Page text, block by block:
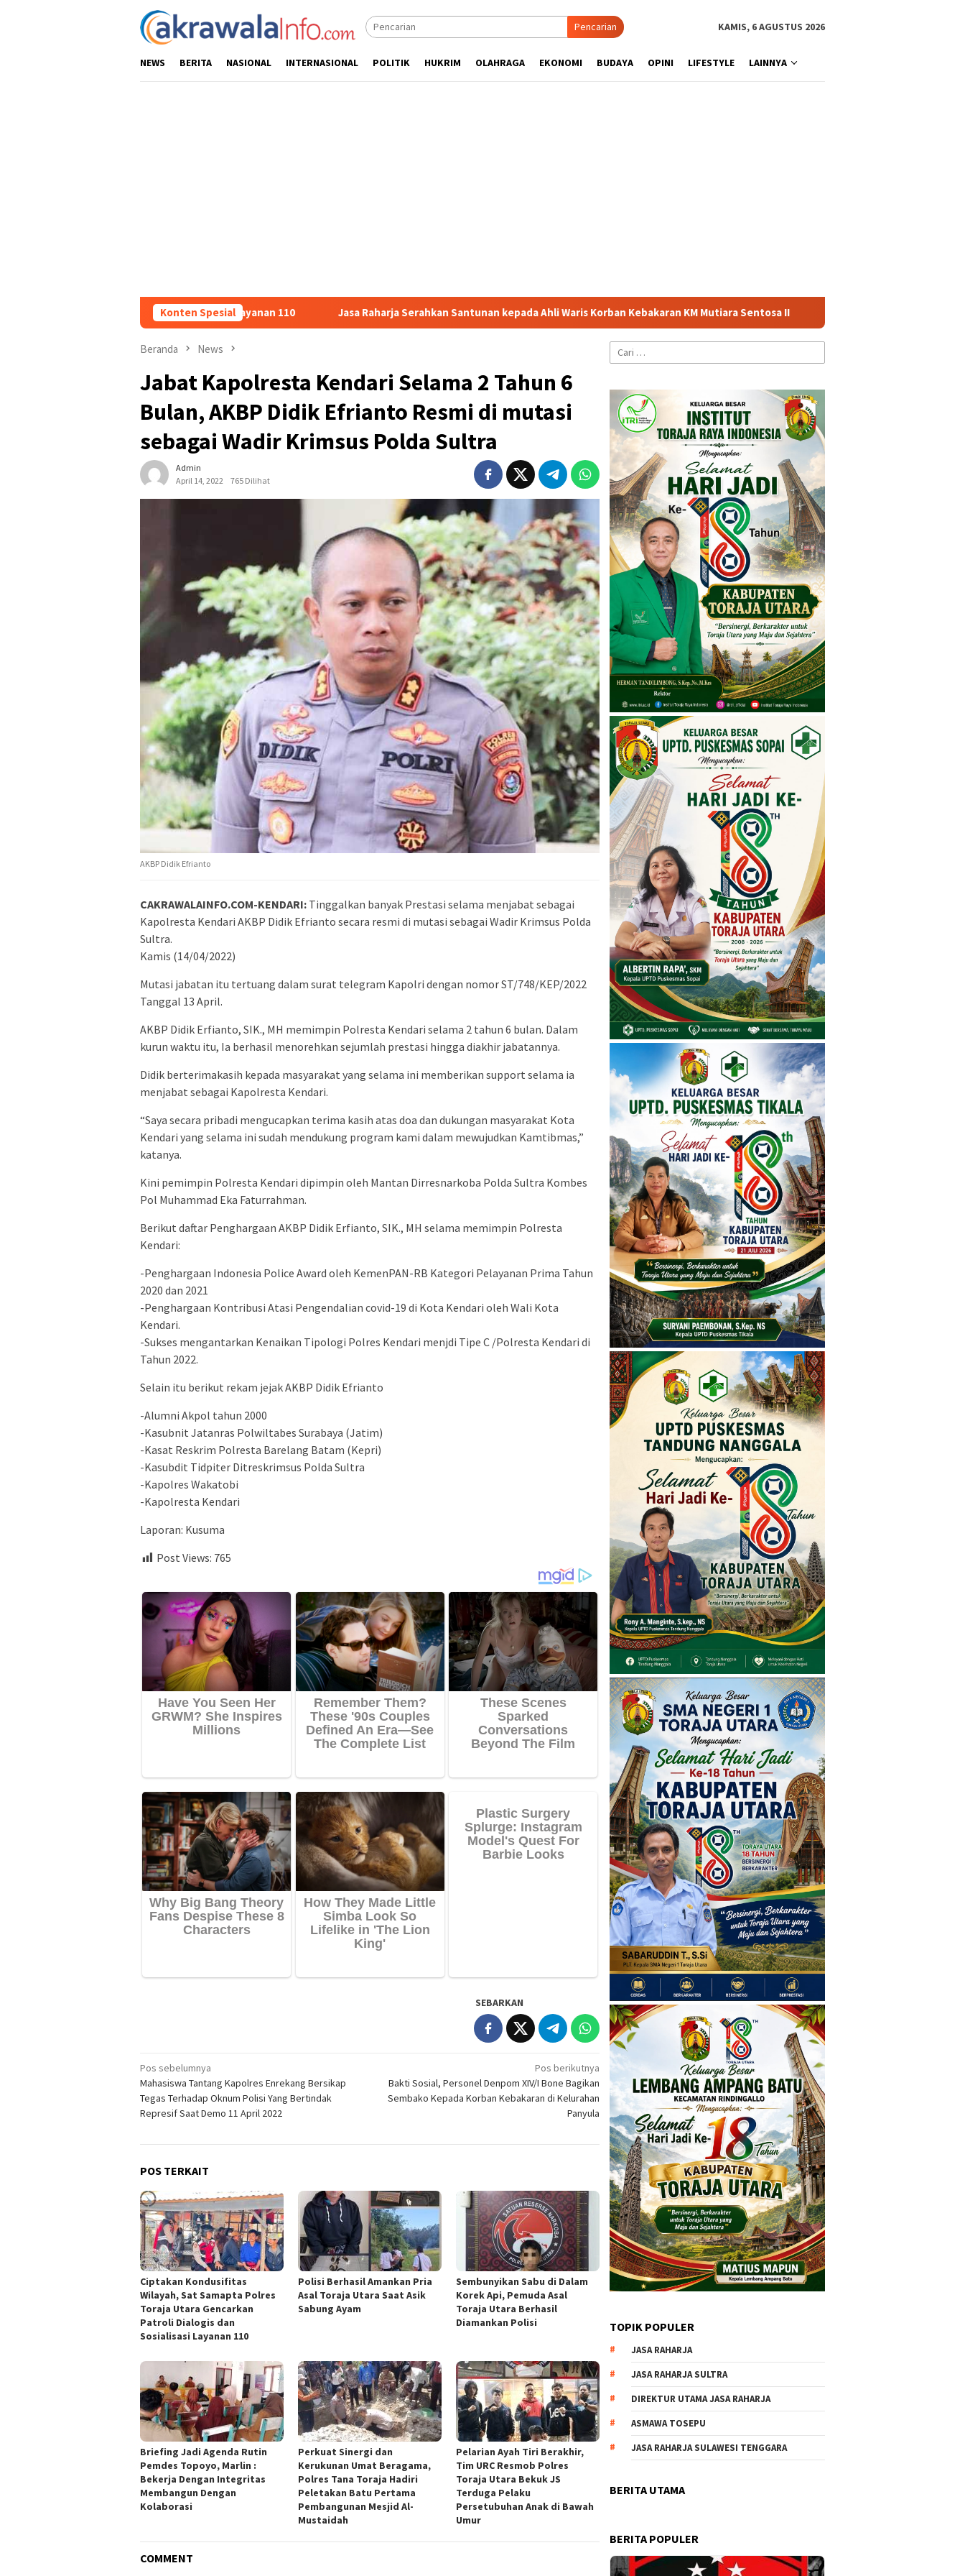
Pencarian KAMIS, 6 AGUSTUS 2026
NEWS BERITA NASIONAL INTERNASIONAL POLITIK HUKRIM OLAHRAGA EKONOMI BUDAYA OPINI LIFESTYLE LAINNYA
Konten Spesial
dan Sosialisasi Layanan 110 Jasa Raharja Serahkan Santunan kepada Ahli Waris Korban Kebakaran KM Mutiara Sentosa II Dirut Jasa Raharja Dampingi Wamenhub Tinjau
Beranda News
Jabat Kapolresta Kendari Selama 2 Tahun 6
Bulan, AKBP Didik Efrianto Resmi di mutasi
sebagai Wadir Krimsus Polda Sultra
Admin
April 14, 2022
765 Dilihat
AKBP Didik Efrianto
CAKRAWALAINFO.COM-KENDARI: Tinggalkan banyak Prestasi selama menjabat sebagai
Kapolresta Kendari AKBP Didik Efrianto secara resmi di mutasi sebagai Wadir Krimsus Polda
Sultra.
Kamis (14/04/2022)
Mutasi jabatan itu tertuang dalam surat telegram Kapolri dengan nomor ST/748/KEP/2022
Tanggal 13 April.
AKBP Didik Erfianto, SIK., MH memimpin Polresta Kendari selama 2 tahun 6 bulan. Dalam
kurun waktu itu, Ia berhasil menorehkan sejumlah prestasi hingga diakhir jabatannya.
Didik berterimakasih kepada masyarakat yang selama ini memberikan support selama ia
menjabat sebagai Kapolresta Kendari.
“Saya secara pribadi mengucapkan terima kasih atas doa dan dukungan masyarakat Kota
Kendari yang selama ini sudah mendukung program kami dalam mewujudkan Kamtibmas,”
katanya.
Kini pemimpin Polresta Kendari dipimpin oleh Mantan Dirresnarkoba Polda Sultra Kombes
Pol Muhammad Eka Faturrahman.
Berikut daftar Penghargaan AKBP Didik Erfianto, SIK., MH selama memimpin Polresta
Kendari:
-Penghargaan Indonesia Police Award oleh KemenPAN-RB Kategori Pelayanan Prima Tahun
2020 dan 2021
-Penghargaan Kontribusi Atasi Pengendalian covid-19 di Kota Kendari oleh Wali Kota
Kendari.
-Sukses mengantarkan Kenaikan Tipologi Polres Kendari menjdi Tipe C /Polresta Kendari di
Tahun 2022.
Selain itu berikut rekam jejak AKBP Didik Efrianto
-Alumni Akpol tahun 2000
-Kasubnit Jatanras Polwiltabes Surabaya (Jatim)
-Kasat Reskrim Polresta Barelang Batam (Kepri)
-Kasubdit Tidpiter Ditreskrimsus Polda Sultra
-Kapolres Wakatobi
-Kapolresta Kendari
Laporan: Kusuma
Post Views: 765
SEBARKAN
Navigasi
pos
Pos sebelumnya
Mahasiswa Tantang Kapolres Enrekang Bersikap
Tegas Terhadap Oknum Polisi Yang Bertindak
Represif Saat Demo 11 April 2022
Pos berikutnya
Bakti Sosial, Personel Denpom XIV/I Bone Bagikan
Sembako Kepada Korban Kebakaran di Kelurahan
Panyula
POS TERKAIT
Ciptakan Kondusifitas
Wilayah, Sat Samapta Polres
Toraja Utara Gencarkan
Patroli Dialogis dan
Sosialisasi Layanan 110
Polisi Berhasil Amankan Pria
Asal Toraja Utara Saat Asik
Sabung Ayam
Sembunyikan Sabu di Dalam
Korek Api, Pemuda Asal
Toraja Utara Berhasil
Diamankan Polisi
Briefing Jadi Agenda Rutin
Pemdes Topoyo, Marlin :
Bekerja Dengan Integritas
Membangun Dengan
Kolaborasi
Perkuat Sinergi dan
Kerukunan Umat Beragama,
Polres Tana Toraja Hadiri
Peletakan Batu Pertama
Pembangunan Mesjid Al-
Mustaidah
Pelarian Ayah Tiri Berakhir,
Tim URC Resmob Polres
Toraja Utara Bekuk JS
Terduga Pelaku
Persetubuhan Anak di Bawah
Umur
COMMENT
Cari
untuk:
TOPIK POPULER
JASA RAHARJA
JASA RAHARJA SULTRA
DIREKTUR UTAMA JASA RAHARJA
ASMAWA TOSEPU
JASA RAHARJA SULAWESI TENGGARA
BERITA UTAMA
BERITA POPULER